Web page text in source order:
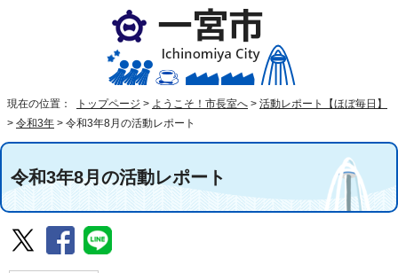
現在の位置： トップページ > ようこそ！市長室へ > 活動レポート【ほぼ毎日】
> 令和3年 > 令和3年8月の活動レポート
令和3年8月の活動レポート